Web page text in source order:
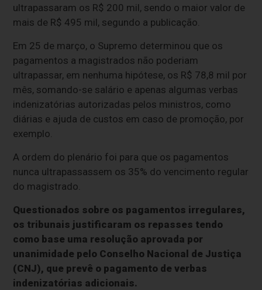
ultrapassaram os R$ 200 mil, sendo o maior valor de
mais de R$ 495 mil, segundo a publicação.
Em 25 de março, o Supremo determinou que os
pagamentos a magistrados não poderiam
ultrapassar, em nenhuma hipótese, os R$ 78,8 mil por
mês, somando-se salário e apenas algumas verbas
indenizatórias autorizadas pelos ministros, como
diárias e ajuda de custos em caso de promoção, por
exemplo.
A ordem do plenário foi para que os pagamentos
nunca ultrapassassem os 35% do vencimento regular
do magistrado.
Questionados sobre os pagamentos irregulares,
os tribunais justificaram os repasses tendo
como base uma resolução aprovada por
unanimidade pelo Conselho Nacional de Justiça
(CNJ), que prevê o pagamento de verbas
indenizatórias adicionais.